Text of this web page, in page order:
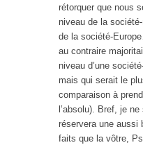
rétorquer que nous
niveau de la
de la société-
au contraire
niveau d’une
mais qui serait le
comparaison à
l’absolu). Bref, je
réservera une aussi
faits que la vôtre,